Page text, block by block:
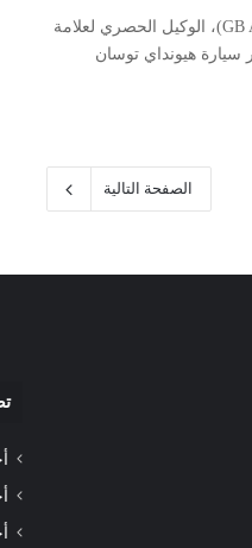
أعلنت مجموعة جي بي أوتو (GB Auto)، الوكيل الحصري لعلامة
هيونداي توسان
الصفحة التالية